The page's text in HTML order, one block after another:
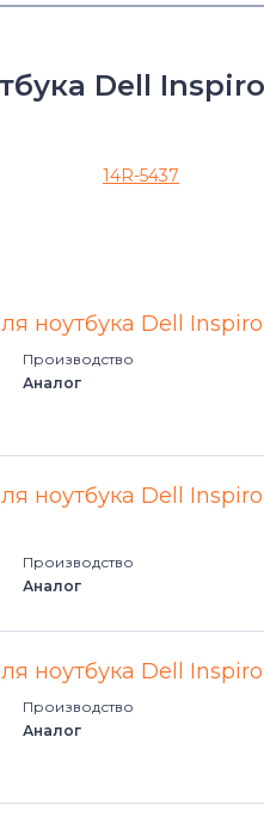
Alienware
Alienware 15 Series
Alienware M Series
G3
G7
Inspiron 11
Dell
14R-5437
ноутбука Dell
Производство
Аналог
ноутбука Dell
Производство
Аналог
ноутбука Dell
Производство
Аналог